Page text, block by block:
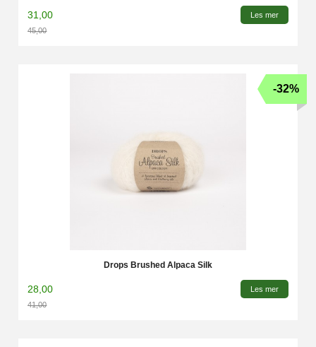
31,00
45,00
Les mer
Drops Brushed Alpaca Silk
28,00
41,00
-32%
Les mer